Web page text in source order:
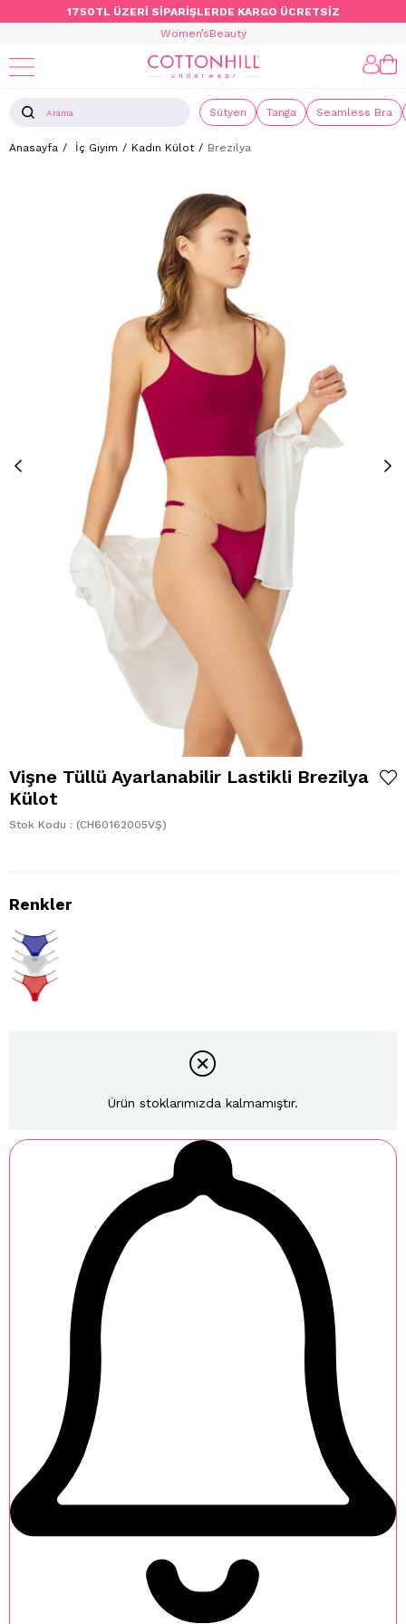
1750TL ÜZERİ SİPARİŞLERDE KARGO ÜCRETSİZ
Women’sBeauty
Sütyen Tanga Seamless Bra
Anasayfa İç Giyim Kadın Külot Brezilya
Vişne Tüllü Ayarlanabilir Lastikli Brezilya
Külot
Stok Kodu (CH60162005VŞ)
Ürün stoklarımızda kalmamıştır.